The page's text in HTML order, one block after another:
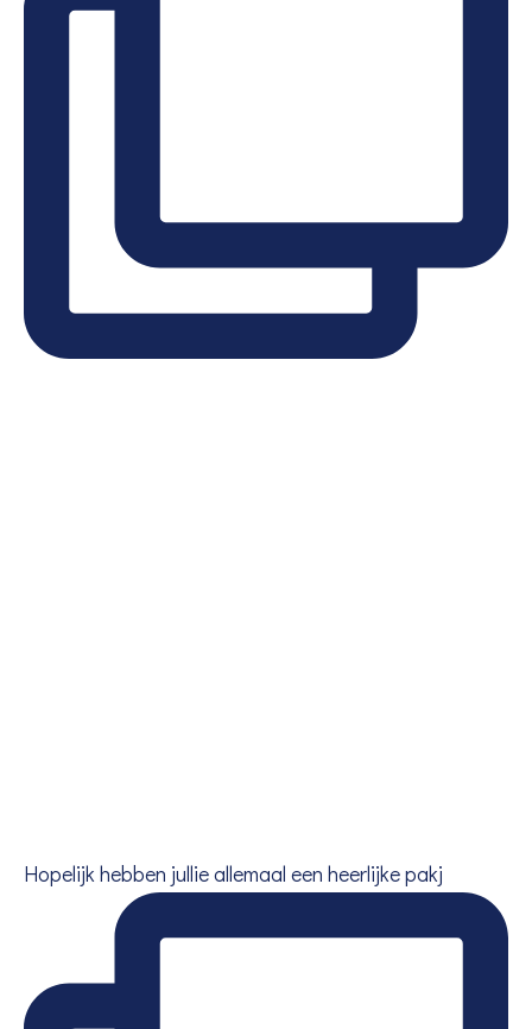
Hopelijk hebben jullie allemaal een heerlijke pakj